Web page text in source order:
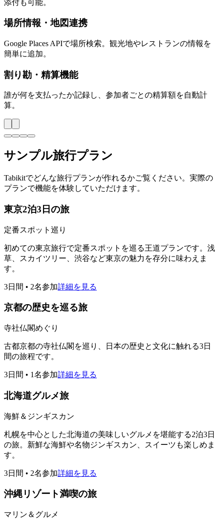
添付も可能。
場所情報・地図連携
Google Places APIで場所検索。観光地やレストランの情報を
簡単に追加。
割り勘・精算機能
誰が何を支払ったか記録し、参加者ごとの精算額を自動計
算。
サンプル旅行プラン
Tabikitでどんな旅行プランが作れるかご覧ください。実際の
プランで機能を体験していただけます。
東京2泊3日の旅
定番スポット巡り
初めての東京旅行で定番スポットを巡る王道プランです。浅
草、スカイツリー、渋谷など東京の魅力を存分に味わえま
す。
3日間 • 2名参加詳細を見る
京都の歴史を巡る旅
寺社仏閣めぐり
古都京都の寺社仏閣を巡り、日本の歴史と文化に触れる3日
間の旅程です。
3日間 • 1名参加詳細を見る
北海道グルメ旅
海鮮＆ジンギスカン
札幌を中心とした北海道の美味しいグルメを堪能する2泊3日
の旅。新鮮な海鮮や名物ジンギスカン、スイーツも楽しめま
す。
3日間 • 2名参加詳細を見る
沖縄リゾート満喫の旅
マリン＆グルメ